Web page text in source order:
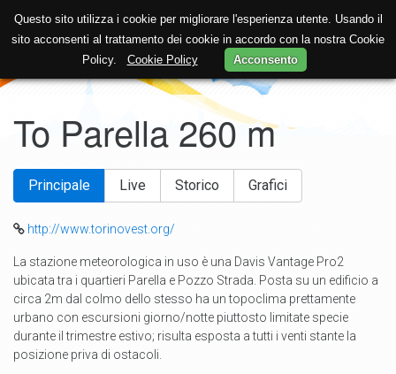
To Parella 260 m
Principale Live Storico Grafici
http://www.torinovest.org/
La stazione meteorologica in uso è una Davis Vantage Pro2
ubicata tra i quartieri Parella e Pozzo Strada. Posta su un edificio a
circa 2m dal colmo dello stesso ha un topoclima prettamente
urbano con escursioni giorno/notte piuttosto limitate specie
durante il trimestre estivo; risulta esposta a tutti i venti stante la
posizione priva di ostacoli.
Questo sito utilizza i cookie per migliorare l'esperienza utente. Usando il
sito acconsenti al trattamento dei cookie in accordo con la nostra Cookie
Policy. Cookie Policy Acconsento